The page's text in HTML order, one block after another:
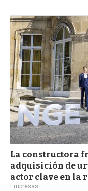
La constructora
adquisición de
actor clave en la
Empresas